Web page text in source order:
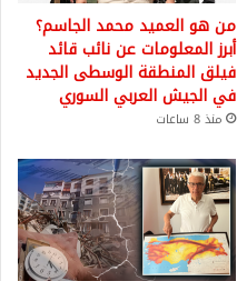
من هو العميد محمد الجاسم؟
أبرز المعلومات عن نائب قائد
فيلق المنطقة الوسطى الجديد
في الجيش العربي السوري
منذ 8 ساعات